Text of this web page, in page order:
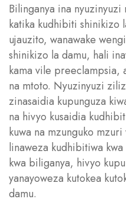
Bilinganya ina
katika kudhibiti shinikizo
ujauzito, wanawake
shinikizo la damu, hali
kama vile preeclampsia,
na mtoto. Nyuzinyuzi
zinasaidia kupunguza
na hivyo kusaidia
kuwa na mzunguko
linaweza kudhibitiwa
kwa biliganya, hivyo
yanayoweza kutokea
damu.